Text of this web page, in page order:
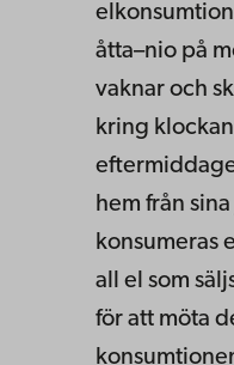
åtta–nio på
vaknar och
kring
hem från
konsumeras
all el som
för att möta